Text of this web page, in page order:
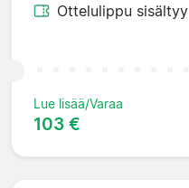
Ottelulippu sisältyy
Lue lisää/Varaa
103 €